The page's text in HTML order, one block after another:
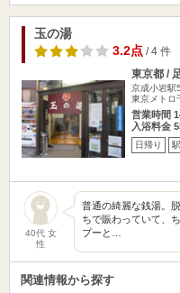
玉の湯
3.2点/ 4 件
東京都 /
京成小岩駅
東京メトロ
営業時間
入浴料金
日帰り
40代 女
性
普通の綺麗な銭湯。
ちで賑わっていて、
プーと…
関連情報から探す